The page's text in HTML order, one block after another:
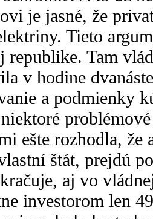
je jasné, že
Tieto
republike. Tam
v hodine
a podmienky
ešte rozhodla, že
štát, prejdú
aj vo
investorom len